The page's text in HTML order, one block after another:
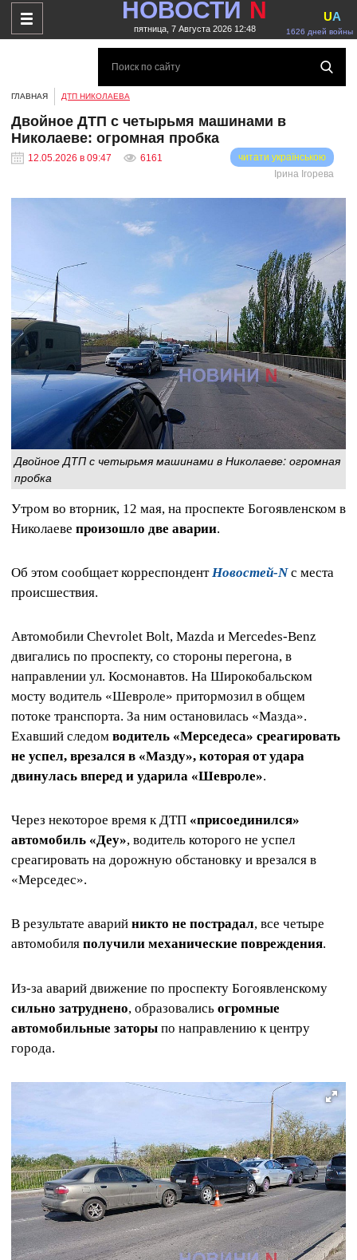
НОВОСТИ N
пятница, 7 Августа 2026 12:48 1626 дней войны
UA
ГЛАВНАЯ ДТП НИКОЛАЕВА
Двойное ДТП с четырьмя машинами в
Николаеве: огромная пробка
12.05.2026 в 09:47 6161
читати українською
Ірина Ігорева
Двойное ДТП с четырьмя машинами в Николаеве: огромная
пробка
Утром во вторник, 12 мая, на проспекте Богоявленском в
Николаеве произошло две аварии.
Об этом сообщает корреспондент Новостей-Nс места
происшествия.
Автомобили Chevrolet Bolt, Mazda и Mercedes-Benz
двигались по проспекту, со стороны перегона, в
направлении ул. Космонавтов. На Широкобальском
мосту водитель «Шевроле» притормозил в общем
потоке транспорта. За ним остановилась «Мазда».
Ехавший следом водитель «Мерседеса» среагировать
не успел, врезался в «Мазду», которая от удара
двинулась вперед и ударила «Шевроле».
Через некоторое время к ДТП «присоединился»
автомобиль «Деу», водитель которого не успел
среагировать на дорожную обстановку и врезался в
«Мерседес».
В результате аварий никто не пострадал, все четыре
автомобиля получили механические повреждения.
Из-за аварий движение по проспекту Богоявленскому
сильно затруднено, образовались огромные
автомобильные заторы по направлению к центру
города.